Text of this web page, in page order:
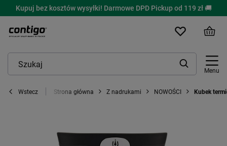
Kupuj bez kosztów wysyłki! Darmowe DPD Pickup od 119 zł 🚚
Menu
Wstecz Strona główna Z nadrukami NOWOŚCI Kubek